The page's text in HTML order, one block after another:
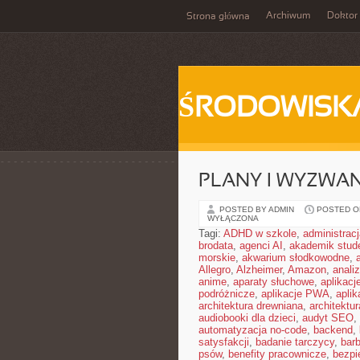
Strona główna Archiwum Doktor
PLANY I
POSTED BY ADMIN POSTED
WYŁĄCZONA
Tagi: ADHD w szkole,
brodata, agenci AI , akademik
morskie, akwarium słodkowodne,
Allegro, Alzheimer, Amazon,
anime, aparaty słuchowe,
podróżnicze, aplikacje PWA,
architektura drewniana,
audiobooki dla dzieci, audyt SEO,
automatyzacja no-code, backend,
satysfakcji, badanie tarczycy,
psów, benefity pracownicze,